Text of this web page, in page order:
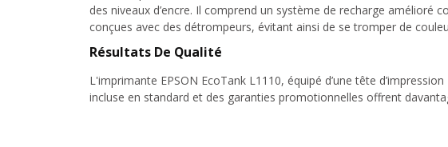
des niveaux d’encre. Il comprend un système de recharge
conçues avec des détrompeurs, évitant ainsi de se tromper de
Résultats De Qualité
L'imprimante EPSON EcoTank L1110, équipé d’une tête
incluse en standard et des garanties promotionnelles offrent